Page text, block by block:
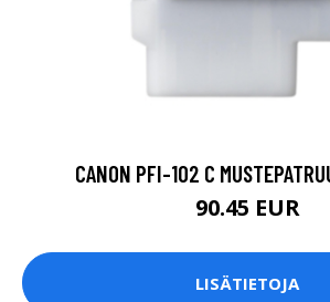
CANON PFI-102 C
90.45 EUR
LISÄTIETOJA